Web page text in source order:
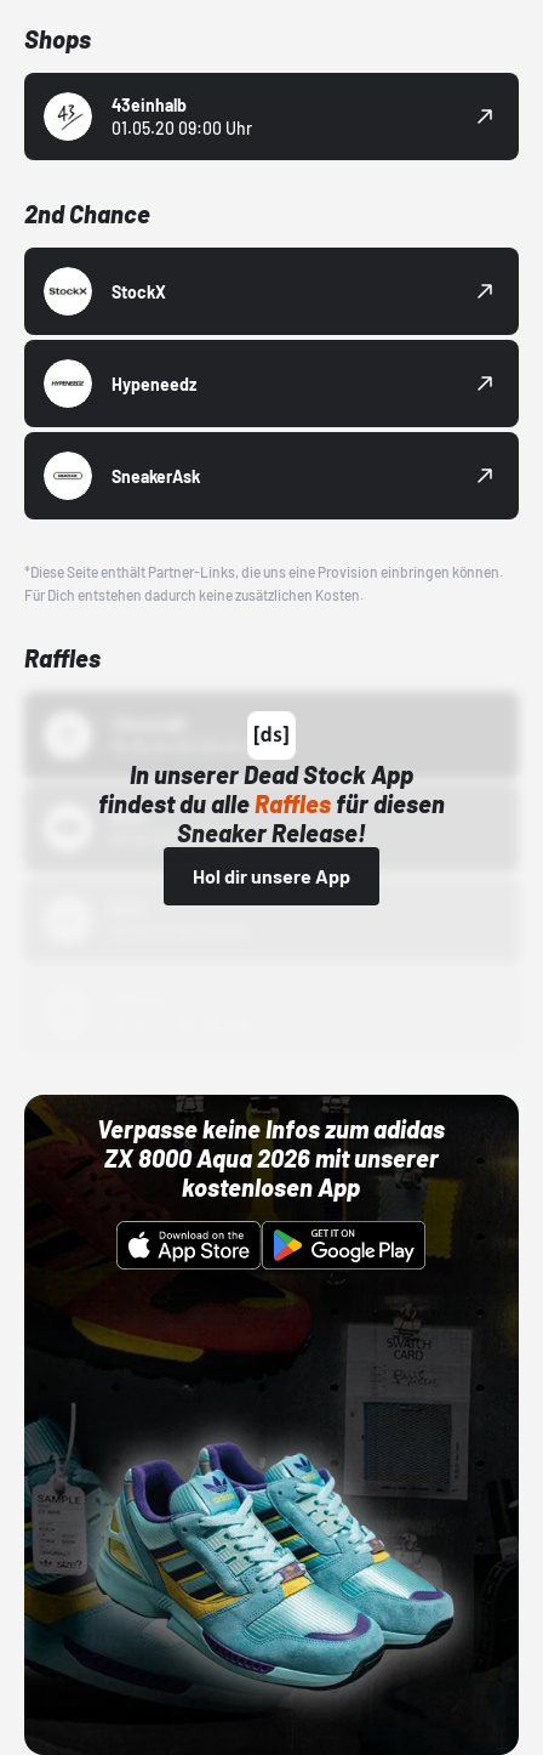
Shops
43einhalb
01.05.20 09:00 Uhr
2nd Chance
StockX
Hypeneedz
SneakerAsk
*Diese Seite enthält Partner-Links, die uns eine Provision einbringen können.
Für Dich entstehen dadurch keine zusätzlichen Kosten.
Raffles
In unserer Dead Stock App
findest du alleRafflesfür diesen
Sneaker Release!
Hol dir unsere App
Bstn
01.10.22 00:00 Uhr
Verpasse keine Infos zum adidas
ZX 8000 Aqua 2026 mit unserer
kostenlosen App